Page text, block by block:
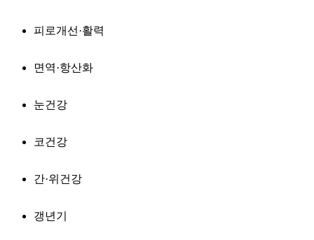
피로개선·활력
면역·항산화
눈건강
코건강
간·위건강
갱년기